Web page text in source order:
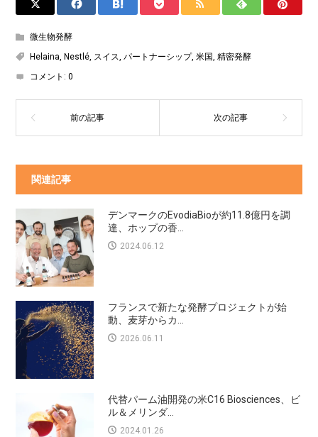
微生物発酵
Helaina, Nestlé, スイス,パートナーシップ,米国,精密発酵
コメント:0
関連記事
デンマークのEvodiaBioが約11.8億円を調
達、ホップの香...
2024.06.12
フランスで新たな発酵プロジェクトが始
動、麦芽からカ...
2026.06.11
代替パーム油開発の米C16 Biosciences、ビ
ル＆メリンダ...
2024.01.26